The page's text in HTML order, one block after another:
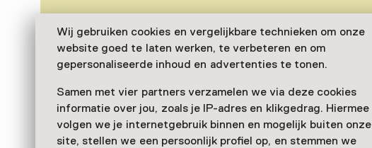
Wij gebruiken cookies en vergelijkbare technieken om onze
website goed te laten werken, te verbeteren en om
gepersonaliseerde inhoud en advertenties te tonen.
Samen met vier partners verzamelen we via deze cookies
informatie over jou, zoals je IP-adres en klikgedrag. Hiermee
volgen we je internetgebruik binnen en mogelijk buiten onze
site, stellen we een persoonlijk profiel op, en stemmen we